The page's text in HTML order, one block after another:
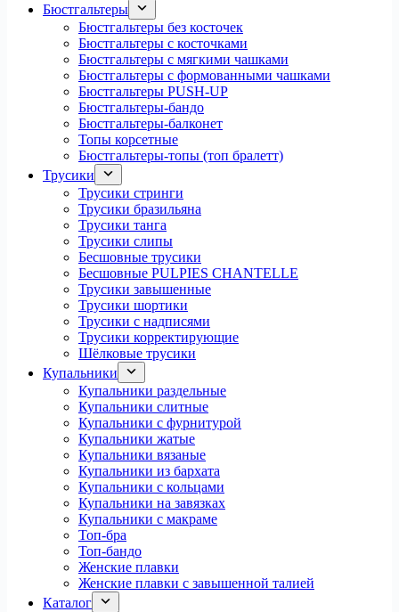
Бюстгальтеры
Бюстгальтеры без косточек
Бюстгальтеры с косточками
Бюстгальтеры с мягкими чашками
Бюстгальтеры с формованными чашками
Бюстгальтеры PUSH-UP
Бюстгальтеры-бандо
Бюстгальтеры-балконет
Топы корсетные
Бюстгальтеры-топы (топ бралетт)
Трусики
Трусики стринги
Трусики бразильяна
Трусики танга
Трусики слипы
Бесшовные трусики
Бесшовные PULPIES CHANTELLE
Трусики завышенные
Трусики шортики
Трусики с надписями
Трусики корректирующие
Шёлковые трусики
Купальники
Купальники раздельные
Купальники слитные
Купальники с фурнитурой
Купальники жатые
Купальники вязаные
Купальники из бархата
Купальники с кольцами
Купальники на завязках
Купальники с макраме
Топ-бра
Топ-бандо
Женские плавки
Женские плавки с завышенной талией
Каталог